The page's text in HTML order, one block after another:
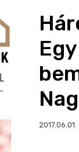
2017.06.01.